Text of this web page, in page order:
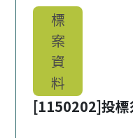
標
案
資
料
[1150202]投